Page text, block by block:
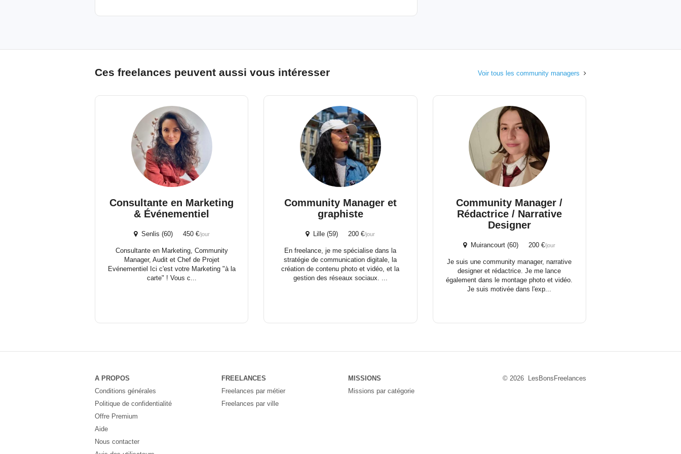
Ces freelances peuvent aussi vous intéresser Voir tous les community managers
Consultante en Marketing
& Événementiel
Senlis (60) 450 €/jour
Consultante en Marketing, Community
Manager, Audit et Chef de Projet
Evénementiel Ici c'est votre Marketing "à la
carte" ! Vous c...
Community Manager et
graphiste
Lille (59) 200 €/jour
En freelance, je me spécialise dans la
stratégie de communication digitale, la
création de contenu photo et vidéo, et la
gestion des réseaux sociaux. ...
Community Manager /
Rédactrice / Narrative
Designer
Muirancourt (60) 200 €/jour
Je suis une community manager, narrative
designer et rédactrice. Je me lance
également dans le montage photo et vidéo.
Je suis motivée dans l'exp...
A PROPOS
Conditions générales
Politique de confidentialité
Offre Premium
Aide
Nous contacter
FREELANCES
Freelances par métier
Freelances par ville
MISSIONS
Missions par catégorie
© 2026 LesBonsFreelances